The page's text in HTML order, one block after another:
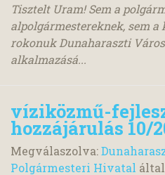
Tisztelt Uram! Sem a
alpolgármestereknek, sem
rokonuk Dunaharaszti
alkalmazásá...
víziközmű-
hozzájárulás 10/
Megválaszolva:
Polgármesteri Hivatal által